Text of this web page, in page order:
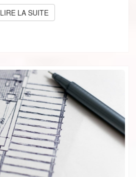
LIRE LA SUITELIRE LA SUITE